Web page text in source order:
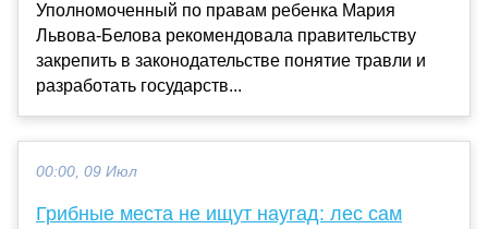
Уполномоченный по правам ребенка Мария
Львова-Белова рекомендовала правительству
закрепить в законодательстве понятие травли и
разработать государств...
00:00, 09 Июл
Грибные места не ищут наугад: лес сам